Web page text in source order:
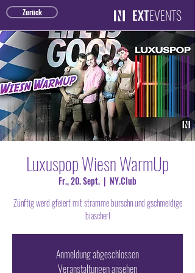
Zurück EXTEVENTS
Luxuspop Wiesn WarmUp
Fr., 20. Sept.
  |
NY.Club
Zünftig werd gfeiert mit stramme burschn und gschmeidige
biascherl
Anmeldung abgeschlossen
Veranstaltungen ansehen